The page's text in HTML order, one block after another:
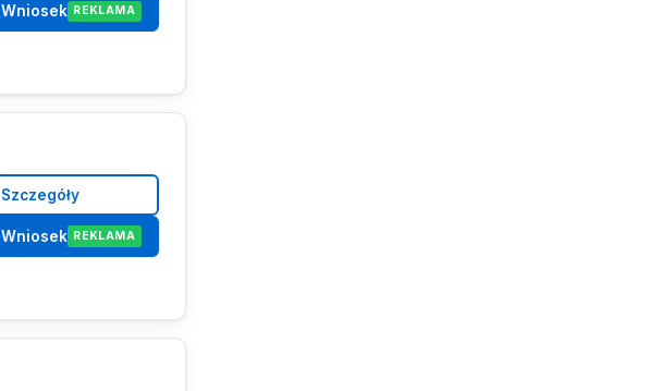
Wniosek REKLAMA
Szczegóły
Wniosek REKLAMA